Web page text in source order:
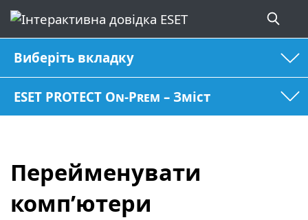
Виберіть вкладку
ESET PROTECT On-Prem – Зміст
Перейменувати
комп’ютери